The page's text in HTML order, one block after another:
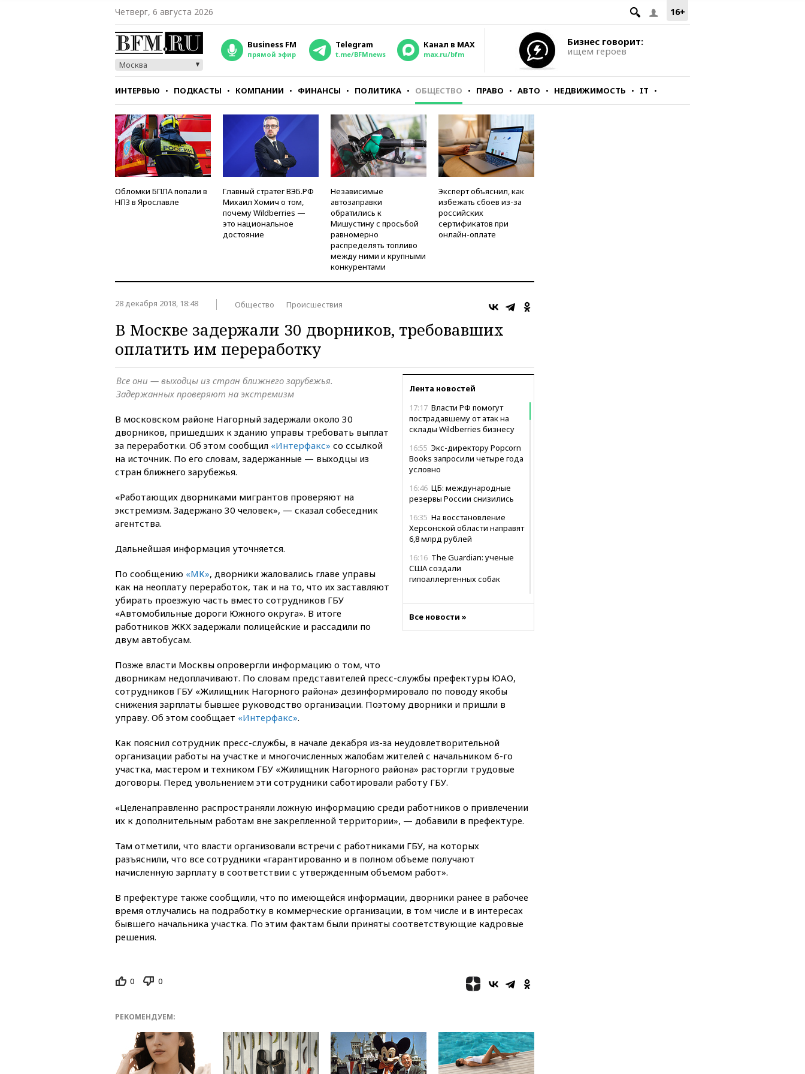
16+
Четверг, 6 августа 2026
Москва
Business FM
прямой эфир
Telegram
t.me/BFMnews
Канал в MAX
max.ru/bfm
Бизнес говорит:
ищем героев
ИНТЕРВЬЮ ПОДКАСТЫ КОМПАНИИ ФИНАНСЫ ПОЛИТИКА ОБЩЕСТВО ПРАВО АВТО НЕДВИЖИМОСТЬ IT
СТИЛЬ ТЕСТЫ
Обломки БПЛА попали в
НПЗ в Ярославле
Главный стратег ВЭБ.РФ
Михаил Хомич о том,
почему Wildberries —
это национальное
достояние
Независимые
автозаправки
обратились к
Мишустину с просьбой
равномерно
распределять топливо
между ними и крупными
конкурентами
Эксперт объяснил, как
избежать сбоев из-за
российских
сертификатов при
онлайн-оплате
28 декабря 2018, 18:48 Общество Происшествия
В Москве задержали 30 дворников, требовавших
оплатить им переработку
Лента новостей
17:17 Власти РФ помогут
пострадавшему от атак на
склады Wildberries бизнесу
16:55 Экс-директору Popcorn
Books запросили четыре года
условно
16:46 ЦБ: международные
резервы России снизились
16:35 На восстановление
Херсонской области направят
6,8 млрд рублей
16:16 The Guardian: ученые
США создали
гипоаллергенных собак
зафиксирована вспышка
сальмонеллеза
14:57Жара в Европе может
14:49Пентагон озаботился
критикой Трампа по поводу
дефицита боеприпасов
14:40 В Германии задержан
оборонном предприятии
14:21 АТОР сообщила о
в России
14:19Масштабный сбой
произошел в рунете
14:14«Ведомости»: Озон банк
не пострадает от британских
новый тоннель зеленой ветки
13:29
Восемь человек
пострадали при наезде
автомобиля на толпу в Омске
Все новости »
Все они — выходцы из стран ближнего зарубежья.
Задержанных проверяют на экстремизм
В московском районе Нагорный задержали около 30
дворников, пришедших к зданию управы требовать выплат
за переработки. Об этом сообщил «Интерфакс» со ссылкой
на источник. По его словам, задержанные — выходцы из
стран ближнего зарубежья.
«Работающих дворниками мигрантов проверяют на
экстремизм. Задержано 30 человек», — сказал собеседник
агентства.
Дальнейшая информация уточняется.
По сообщению «МК», дворники жаловались главе управы
как на неоплату переработок, так и на то, что их заставляют
убирать проезжую часть вместо сотрудников ГБУ
«Автомобильные дороги Южного округа». В итоге
работников ЖКХ задержали полицейские и рассадили по
двум автобусам.
Позже власти Москвы опровергли информацию о том, что
дворникам недоплачивают. По словам представителей пресс-службы префектуры ЮАО,
сотрудников ГБУ «Жилищник Нагорного района» дезинформировало по поводу якобы
снижения зарплаты бывшее руководство организации. Поэтому дворники и пришли в
управу. Об этом сообщает «Интерфакс».
Как пояснил сотрудник пресс-службы, в начале декабря из-за неудовлетворительной
организации работы на участке и многочисленных жалобам жителей с начальником 6-го
участка, мастером и техником ГБУ «Жилищник Нагорного района» расторгли трудовые
договоры. Перед увольнением эти сотрудники саботировали работу ГБУ.
«Целенаправленно распространяли ложную информацию среди работников о привлечении
их к дополнительным работам вне закрепленной территории», — добавили в префектуре.
Там отметили, что власти организовали встречи с работниками ГБУ, на которых
разъяснили, что все сотрудники «гарантированно и в полном объеме получают
начисленную зарплату в соответствии с утвержденным объемом работ».
В префектуре также сообщили, что по имеющейся информации, дворники ранее в рабочее
время отлучались на подработку в коммерческие организации, в том числе и в интересах
бывшего начальника участка. По этим фактам были приняты соответствующие кадровые
решения.
0 0
РЕКОМЕНДУЕМ: